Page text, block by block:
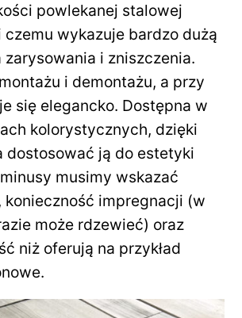
powlekanej stalowej
czemu wykazuje bardzo dużą
zarysowania i zniszczenia.
i demontażu, a przy
się elegancko. Dostępna w
kolorystycznych, dzięki
dostosować ją do estetyki
musimy wskazać
konieczność impregnacji (w
może rdzewieć) oraz
niż oferują na przykład